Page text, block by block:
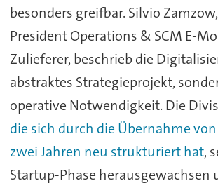
besonders greifbar. Silvio
President Operations & SCM E-
Zulieferer, beschrieb die
abstraktes Strategieprojekt,
operative Notwendigkeit. Die
die sich durch die Übernahme
zwei Jahren neu strukturiert hat,
Startup-Phase herausgewachsen